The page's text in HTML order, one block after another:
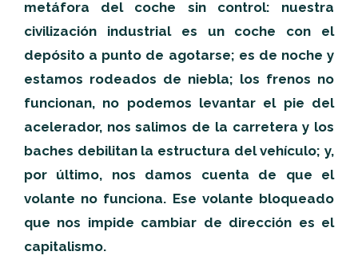
metáfora del coche sin control: nuestra
civilización industrial es un coche con el
depósito a punto de agotarse; es de noche y
estamos rodeados de niebla; los frenos no
funcionan, no podemos levantar el pie del
acelerador, nos salimos de la carretera y los
baches debilitan la estructura del vehículo; y,
por último, nos damos cuenta de que el
volante no funciona. Ese volante bloqueado
que nos impide cambiar de dirección es el
capitalismo.